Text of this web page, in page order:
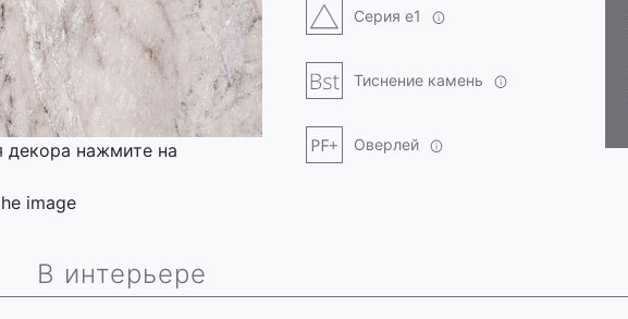
декора нажмите на
image
Серия e1
Тиснение камень
Оверлей
В интерьере